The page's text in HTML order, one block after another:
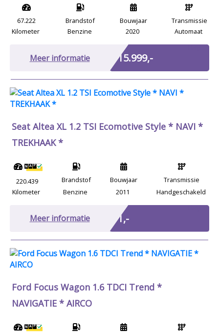
67.222
Kilometer
Brandstof
Benzine
Bouwjaar
2020
Transmissie
Automaat
Meer informatie € 15.999,-
Seat Altea XL 1.2 TSI Ecomotive Style * NAVI *
TREKHAAK *
220.439
Kilometer
Brandstof
Benzine
Bouwjaar
2011
Transmissie
Handgeschakeld
Meer informatie € 1,-
Ford Focus Wagon 1.6 TDCI Trend *
NAVIGATIE * AIRCO